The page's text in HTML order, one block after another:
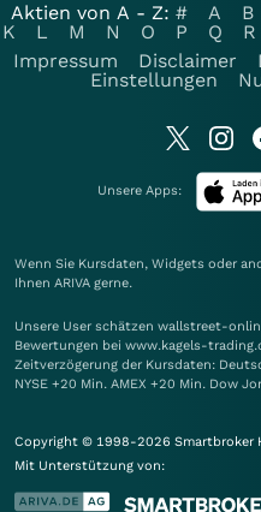
Aktien von A - Z: # A B
K
L M N O P Q R
Impressum
Disclaimer
Einstellungen
Unsere Apps:
Wenn Sie Kursdaten, Widgets oder
Ihnen ARIVA gerne.
Unsere User schätzen wallstreet-
Bewertungen bei www.kagels-
Zeitverzögerung der Kursdaten:
NYSE +20 Min. AMEX +20 Min. Dow
Copyright © 1998-2026 Smartbroker
Mit Unterstützung von: